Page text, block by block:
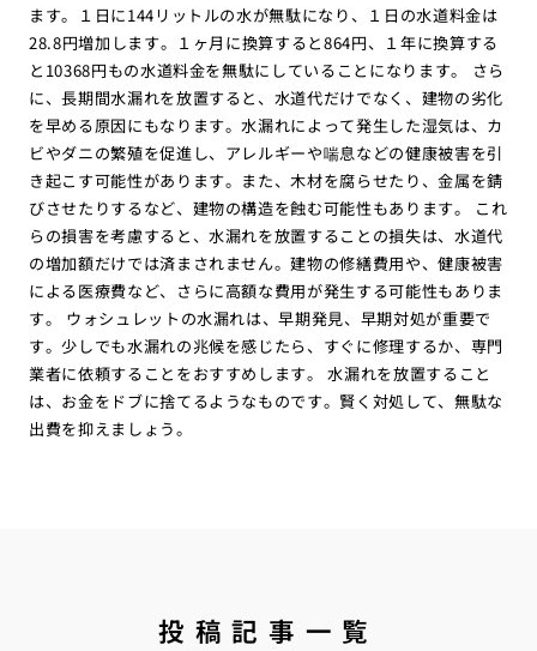
ます。１日に144リットルの水が無駄になり、１日の水道料金は
28.8円増加します。１ヶ月に換算すると864円、１年に換算する
と10368円もの水道料金を無駄にしていることになります。 さら
に、長期間水漏れを放置すると、水道代だけでなく、建物の劣化
を早める原因にもなります。水漏れによって発生した湿気は、カ
ビやダニの繁殖を促進し、アレルギーや喘息などの健康被害を引
き起こす可能性があります。また、木材を腐らせたり、金属を錆
びさせたりするなど、建物の構造を蝕む可能性もあります。 これ
らの損害を考慮すると、水漏れを放置することの損失は、水道代
の増加額だけでは済まされません。建物の修繕費用や、健康被害
による医療費など、さらに高額な費用が発生する可能性もありま
す。 ウォシュレットの水漏れは、早期発見、早期対処が重要で
す。少しでも水漏れの兆候を感じたら、すぐに修理するか、専門
業者に依頼することをおすすめします。 水漏れを放置すること
は、お金をドブに捨てるようなものです。賢く対処して、無駄な
出費を抑えましょう。
投稿記事一覧